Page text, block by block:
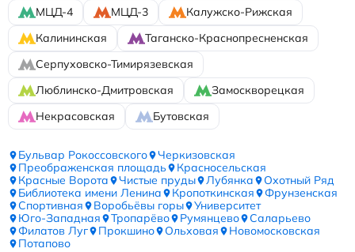
МЦД-4
МЦД-3
Калужско-Рижская
Калининская
Таганско-Краснопресненская
Серпуховско-Тимирязевская
Люблинско-Дмитровская
Замоскворецкая
Некрасовская
Бутовская
Бульвар Рокоссовского
Черкизовская
Преображенская площадь
Красносельская
Красные Ворота
Чистые пруды Лубянка
Охотный Ряд
Библиотека имени Ленина
Кропоткинская
Фрунзенская
Спортивная
Воробьёвы горы
Университет
Юго-Западная
Тропарёво Румянцево
Саларьево
Филатов Луг
Прокшино Ольховая
Новомосковская
Потапово